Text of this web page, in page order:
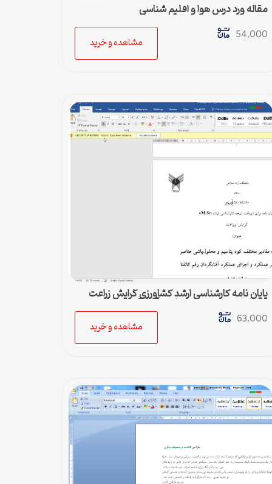
مقاله ورد درس هوا و اقلیم شناسی
54,000
مشاهده و خرید
پایان نامه کارشناسی ارشد کشاورزی گرایش زراعت
مقدار کود پتاسیم بر عملکرد آفتابگردان
63,000
مشاهده و خرید